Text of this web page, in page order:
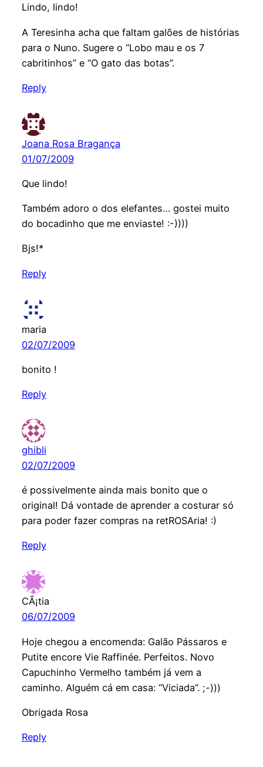
Lindo, lindo!
A Teresinha acha que faltam galões de histórias
para o Nuno. Sugere o “Lobo mau e os 7
cabritinhos” e “O gato das botas”.
Reply
Joana Rosa Bragança
01/07/2009
Que lindo!
Também adoro o dos elefantes… gostei muito
do bocadinho que me enviaste! :-))))
Bjs!*
Reply
maria
02/07/2009
bonito !
Reply
ghibli
02/07/2009
é possivelmente ainda mais bonito que o
original! Dá vontade de aprender a costurar só
para poder fazer compras na retROSAria! :)
Reply
CÃ¡tia
06/07/2009
Hoje chegou a encomenda: Galão Pássaros e
Putite encore Vie Raffinée. Perfeitos. Novo
Capuchinho Vermelho também já vem a
caminho. Alguém cá em casa: “Viciada”. ;-)))
Obrigada Rosa
Reply